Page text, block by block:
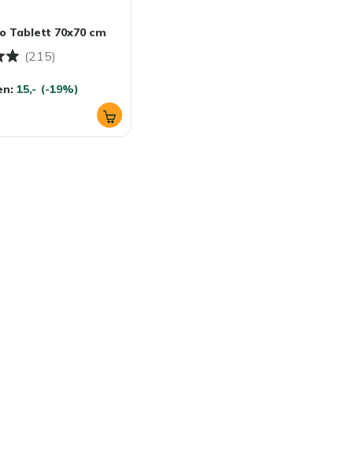
Tablett 70x70 cm
(215)
15,- (-19%)